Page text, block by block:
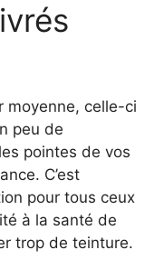
moyenne, celle-ci
peu de
pointes de vos
C’est
pour tous ceux
à la santé de
trop de teinture.